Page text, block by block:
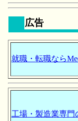
広告
就職・転職なら
工場・製造業専門